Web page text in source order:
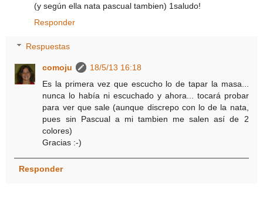
(y según ella nata pascual tambien) 1saludo!
Responder
Respuestas
comoju
18/5/13 16:18
Es la primera vez que escucho lo de tapar la masa...
nunca lo había ni escuchado y ahora... tocará probar
para ver que sale (aunque discrepo con lo de la nata,
pues sin Pascual a mi tambien me salen así de 2
colores)
Gracias :-)
Responder